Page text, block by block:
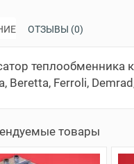
ОТЗЫВЫ (0)
теплообменника
Beretta, Ferroli,
товары